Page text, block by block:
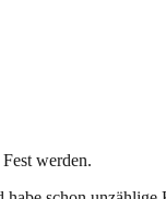
werden.